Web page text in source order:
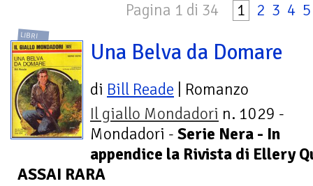
Pagina 1 di 34 1 2 3 4 5
LIBRI
Una Belva da Domare
di Bill Reade | Romanzo
Il giallo Mondadori n. 1029 -
Mondadori - Serie Nera - In
appendice la Rivista di Ellery
ASSAI RARA